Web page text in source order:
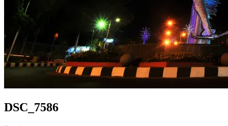
DSC_7586